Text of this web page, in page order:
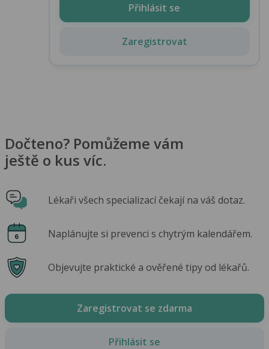
Přihlásit se
Zaregistrovat
Dočteno? Pomůžeme vám
ještě o kus víc.
Lékaři všech specializací čekají na váš dotaz.
Naplánujte si prevenci s chytrým kalendářem.
Objevujte praktické a ověřené tipy od lékařů.
Zaregistrovat se zdarma
Přihlásit se